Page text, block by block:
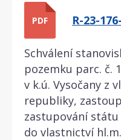
PDF R-23-
Schválení
pozemku parc. č.
v k.ú. Vysočany z
republiky,
zastupování státu
do vlastnictví